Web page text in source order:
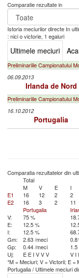
Comparatie rezultate in
Istoria meciurilor directe In
: nici o victorie, 1 egaluri
Ultimele meciuri
Preliminariile Campionatului
06.09.2013
Irlanda de Nord
Preliminariile Campionatului
16.10.2012
Portugalia
Comparatia rezultatelor din
Total
M
V E I
E1
16 12 2 2
E2
16 3 2 11
Portugalia
V:
75 %
E:
12.5 %
I:
12.5 %
Gm:
2.63 /meci
Gp:
0.44 /meci
Uj:
E E I VVV V I I
*M = Meciuri; V = Victorii; E
Portugalia/ Ultimele meciuri